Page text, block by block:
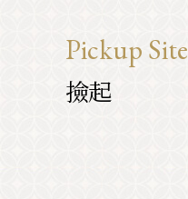
Pickup Site
撿起